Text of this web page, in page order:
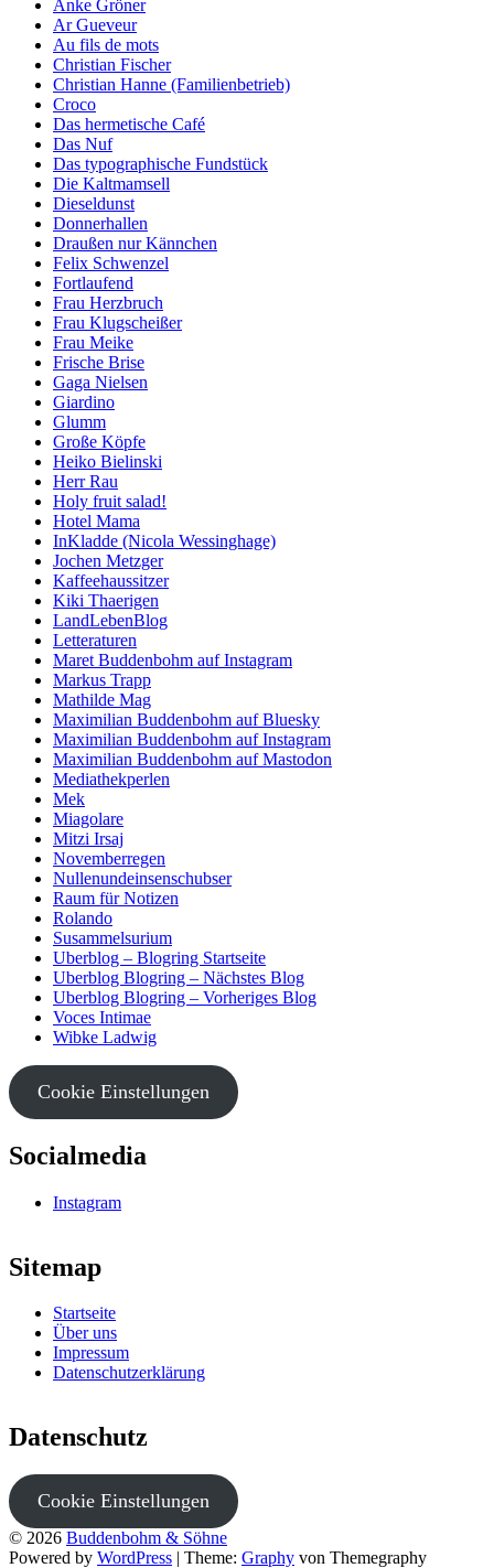
Anke Gröner
Ar Gueveur
Au fils de mots
Christian Fischer
Christian Hanne (Familienbetrieb)
Croco
Das hermetische Café
Das Nuf
Das typographische Fundstück
Die Kaltmamsell
Dieseldunst
Donnerhallen
Draußen nur Kännchen
Felix Schwenzel
Fortlaufend
Frau Herzbruch
Frau Klugscheißer
Frau Meike
Frische Brise
Gaga Nielsen
Giardino
Glumm
Große Köpfe
Heiko Bielinski
Herr Rau
Holy fruit salad!
Hotel Mama
InKladde (Nicola Wessinghage)
Jochen Metzger
Kaffeehaussitzer
Kiki Thaerigen
LandLebenBlog
Letteraturen
Maret Buddenbohm auf Instagram
Markus Trapp
Mathilde Mag
Maximilian Buddenbohm auf Bluesky
Maximilian Buddenbohm auf Instagram
Maximilian Buddenbohm auf Mastodon
Mediathekperlen
Mek
Miagolare
Mitzi Irsaj
Novemberregen
Nullenundeinsenschubser
Raum für Notizen
Rolando
Susammelsurium
Uberblog – Blogring Startseite
Uberblog Blogring – Nächstes Blog
Uberblog Blogring – Vorheriges Blog
Voces Intimae
Wibke Ladwig
Cookie Einstellungen
Socialmedia
Instagram
Sitemap
Startseite
Über uns
Impressum
Datenschutzerklärung
Datenschutz
Cookie Einstellungen
© 2026 Buddenbohm & Söhne
Powered by WordPress | Theme: Graphy von Themegraphy